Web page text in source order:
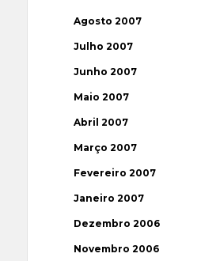
Agosto 2007
Julho 2007
Junho 2007
Maio 2007
Abril 2007
Março 2007
Fevereiro 2007
Janeiro 2007
Dezembro 2006
Novembro 2006